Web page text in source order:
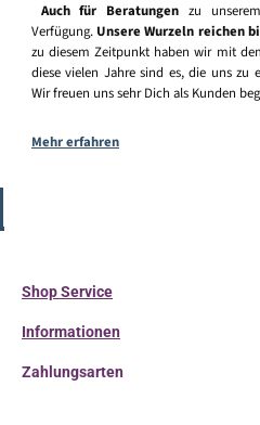
Auch für Beratungen zu
Verfügung. Unsere Wurzeln reichen
zu diesem Zeitpunkt haben wir mit
diese vielen Jahre sind es, die uns zu
Wir freuen uns sehr Dich als Kunden
Mehr erfahren
Shop Service
Informationen
Zahlungsarten